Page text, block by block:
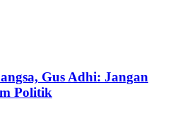
Gus Adhi: Jangan
Politik